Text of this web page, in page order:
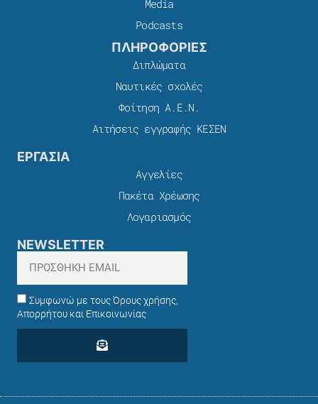
Media
Podcasts
ΠΛΗΡΟΦΟΡΙΕΣ
Διπλώματα
Ναυτικές σχολές
Φοίτηση Α.Ε.Ν.
Αιτήσεις εγγραφής ΚΕΣΕΝ
ΕΡΓΑΣΙΑ
Αγγελίες
Πακέτα Χρέωσης​
Λογαριασμός
NEWSLETTER
Συμφωνώ με τους Όρους χρήσης,
Απορρήτου και Επικοινωνίας